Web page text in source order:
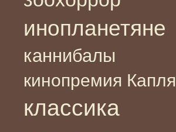
инопланетяне
каннибалы
кинопремия Капля
классика